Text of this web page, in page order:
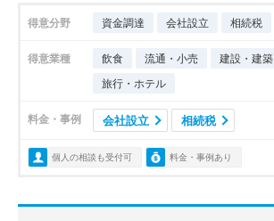
得意分野 資金調達 会社設立 相続税
得意業種 飲食 流通・小売 建設・建築
旅行・ホテル
料金・事例 会社設立 相続税
個人の相談も受付可 料金・事例あり